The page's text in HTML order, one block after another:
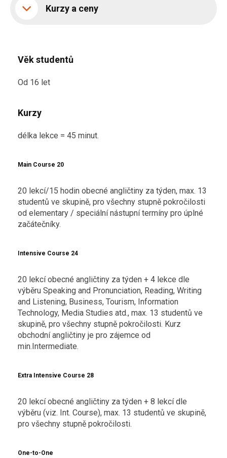
Kurzy a ceny
Věk studentů
Od 16 let
Kurzy
délka lekce = 45 minut.
Main Course 20
20 lekcí/15 hodin obecné angličtiny za týden, max. 13
studentů ve skupině, pro všechny stupně pokročilosti
od elementary / speciální nástupní termíny pro úplné
začátečníky.
Intensive Course 24
20 lekcí obecné angličtiny za týden + 4 lekce dle
výběru Speaking and Pronunciation, Reading, Writing
and Listening, Business, Tourism, Information
Technology, Media Studies atd., max. 13 studentů ve
skupině, pro všechny stupně pokročilosti. Kurz
obchodní angličtiny je pro zájemce od
min.Intermediate.
Extra Intensive Course 28
20 lekcí obecné angličtiny za týden + 8 lekcí dle
výběru (viz. Int. Course), max. 13 studentů ve skupině,
pro všechny stupně pokročilosti.
One-to-One